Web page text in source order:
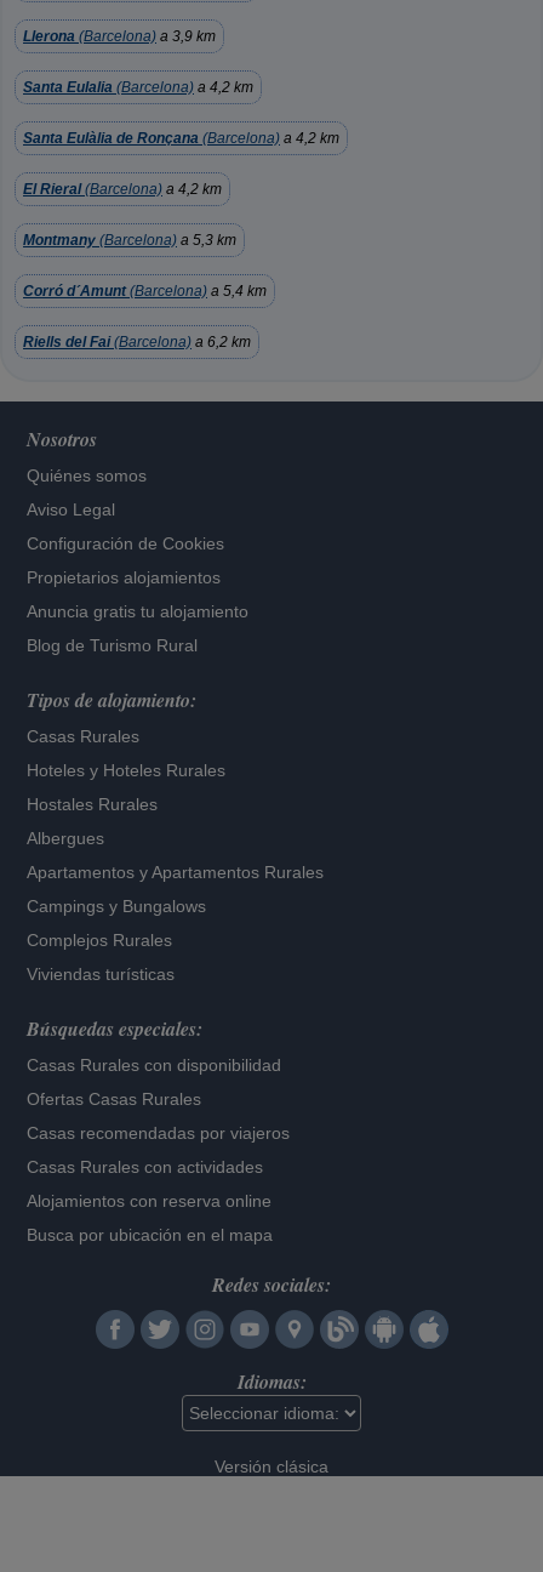
Llerona (Barcelona) a 3,9 km
Santa Eulalia (Barcelona) a 4,2 km
Santa Eulàlia de Ronçana (Barcelona) a 4,2 km
El Rieral(Barcelona) a 4,2 km
Montmany (Barcelona) a 5,3 km
Corró d´Amunt(Barcelona) a 5,4 km
Riells del Fai(Barcelona) a 6,2 km
Nosotros
Quiénes somos
Aviso Legal
Configuración de Cookies
Propietarios alojamientos
Anuncia gratis tu alojamiento
Blog de Turismo Rural
Tipos de alojamiento:
Casas Rurales
Hoteles y Hoteles Rurales
Hostales Rurales
Albergues
Apartamentos yApartamentos Rurales
Campings y Bungalows
Complejos Rurales
Viviendas turísticas
Búsquedas especiales:
Casas Rurales con disponibilidad
Ofertas Casas Rurales
Casas recomendadas por viajeros
Casas Rurales con actividades
Alojamientos con reserva online
Busca por ubicación en el mapa
Redes sociales:
Idiomas:
Versión clásica